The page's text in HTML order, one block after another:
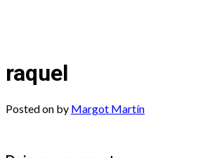
raquel
Posted on by Margot Martín